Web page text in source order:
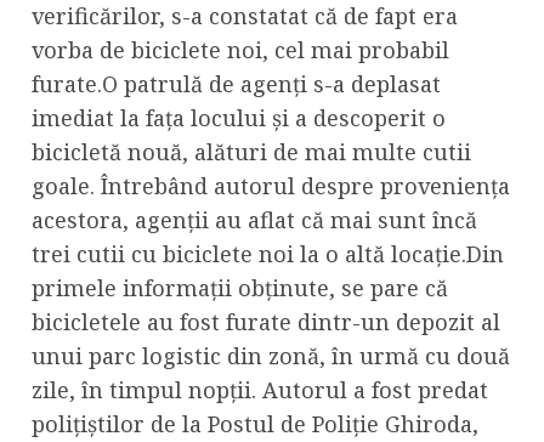
verificărilor, s-a constatat că de fapt era
vorba de biciclete noi, cel mai probabil
furate.O patrulă de agenți s-a deplasat
imediat la fața locului și a descoperit o
bicicletă nouă, alături de mai multe cutii
goale. Întrebând autorul despre proveniența
acestora, agenții au aflat că mai sunt încă
trei cutii cu biciclete noi la o altă locație.Din
primele informații obținute, se pare că
bicicletele au fost furate dintr-un depozit al
unui parc logistic din zonă, în urmă cu două
zile, în timpul nopții. Autorul a fost predat
polițiștilor de la Postul de Poliție Ghiroda,